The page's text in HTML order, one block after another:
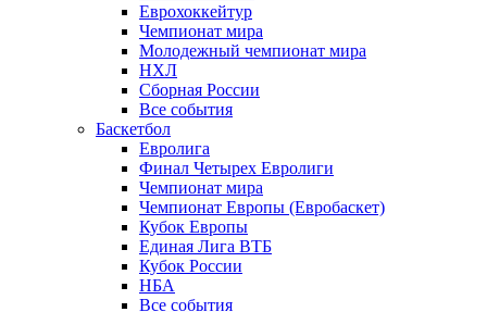
Еврохоккейтур
Чемпионат мира
Молодежный чемпионат мира
НХЛ
Сборная России
Все события
Баскетбол
Евролига
Финал Четырех Евролиги
Чемпионат мира
Чемпионат Европы (Евробаскет)
Кубок Европы
Единая Лига ВТБ
Кубок России
НБА
Все события